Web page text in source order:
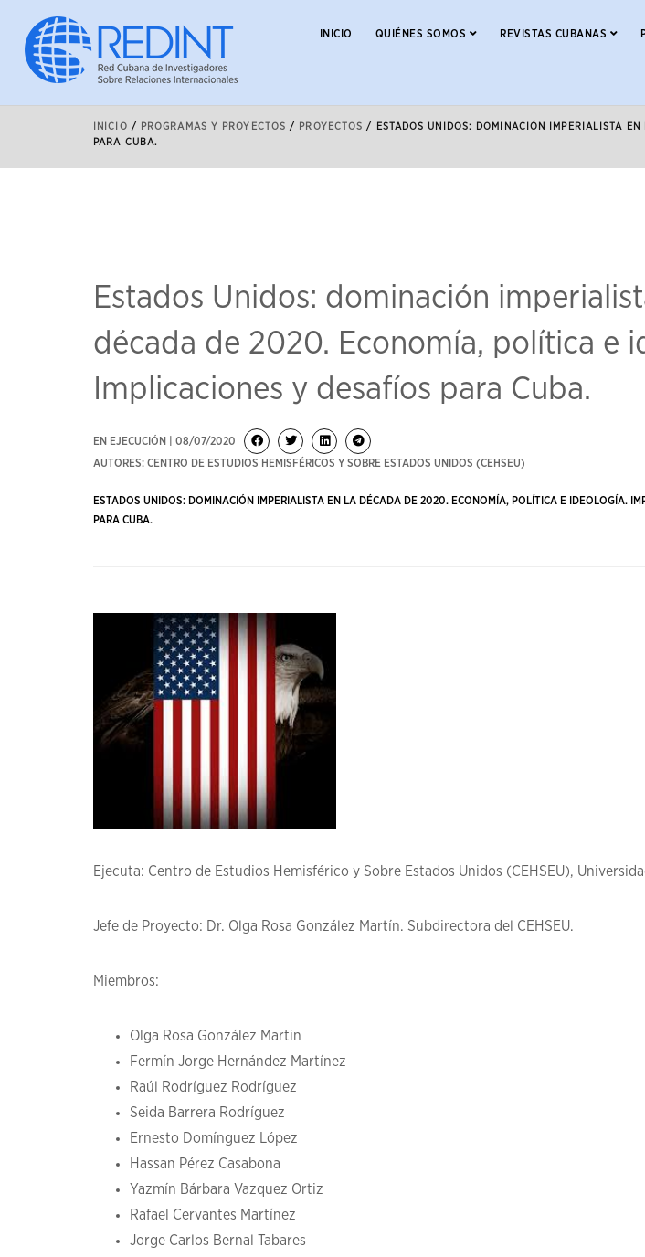
INICIO QUIÉNES SOMOS REVISTAS CUBANAS
INICIO / PROGRAMAS Y PROYECTOS / PROYECTOS /
ESTADOS UNIDOS: DOMINACIÓN IMPERIALISTA
PARA CUBA.
Estados Unidos: dominación
década de 2020. Economía, política e
Implicaciones y desafíos para Cuba.
EN EJECUCIÓN | 08/07/2020
AUTORES: CENTRO DE ESTUDIOS HEMISFÉRICOS Y SOBRE ESTADOS UNIDOS (CEHSEU)
ESTADOS UNIDOS: DOMINACIÓN IMPERIALISTA EN LA DÉCADA DE 2020. ECONOMÍA, POLÍTICA E IDEOLOGÍA.
PARA CUBA.
Ejecuta: Centro de Estudios Hemisférico y Sobre Estados Unidos (CEHSEU),
Jefe de Proyecto: Dr. Olga Rosa González Martín. Subdirectora del CEHSEU.
Miembros:
Olga Rosa González Martin
Fermín Jorge Hernández Martínez
Raúl Rodríguez Rodríguez
Seida Barrera Rodríguez
Ernesto Domínguez López
Hassan Pérez Casabona
Yazmín Bárbara Vazquez Ortiz
Rafael Cervantes Martínez
Jorge Carlos Bernal Tabares